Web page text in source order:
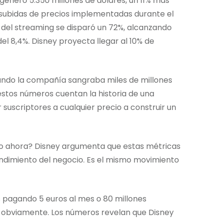
de precios implementadas durante el
streaming se disparó un 72%, alcanzando
8,4%. Disney proyecta llegar al 10% de
la compañía sangraba miles de millones
números cuentan la historia de una
a cualquier precio a construir un
Disney argumenta que estas métricas
del negocio. Es el mismo movimiento
5 euros al mes o 80 millones
Los números revelan que Disney